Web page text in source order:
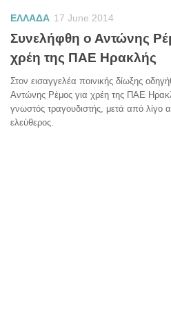
ΕΛΛΑΔΑ 17 June 2014
Συνελήφθη ο Αντώνης
χρέη της ΠΑΕ Ηρακλής
Στον εισαγγελέα ποινικής δίωξης
Αντώνης Ρέμος για χρέη της ΠΑΕ
γνωστός τραγουδιστής, μετά από λίγο
ελεύθερος.